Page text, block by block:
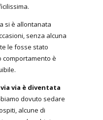
si è allontanata
senza alcuna
le fosse stato
comportamento è
via è diventata
dovuto sedare
alcune di